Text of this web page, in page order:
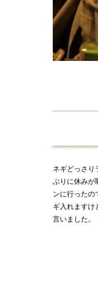
ネギどっさり
ぶりに休みが
ンに行ったの
ギ入れますけ
言いました。